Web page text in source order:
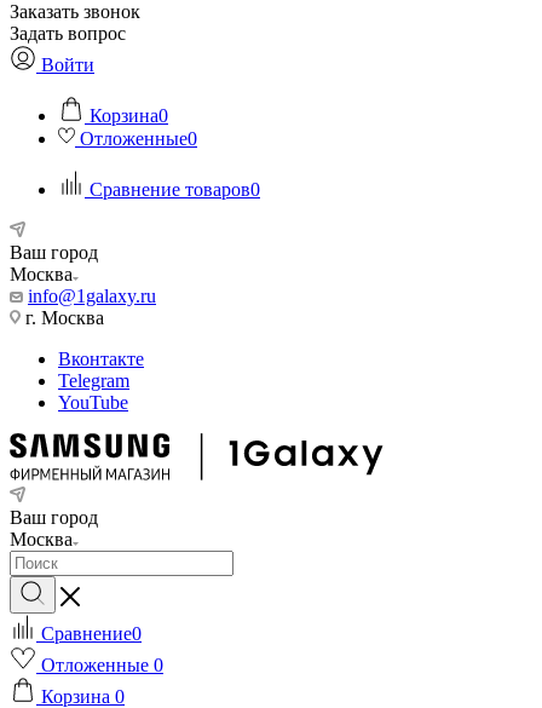
Заказать звонок
Задать вопрос
Войти
Корзина0
Отложенные0
Сравнение товаров0
Ваш город
Москва
info@1galaxy.ru
г. Москва
Вконтакте
Telegram
YouTube
Ваш город
Москва
Сравнение0
Отложенные 0
Корзина 0